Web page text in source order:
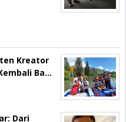
Kreator
Ba…
Dari